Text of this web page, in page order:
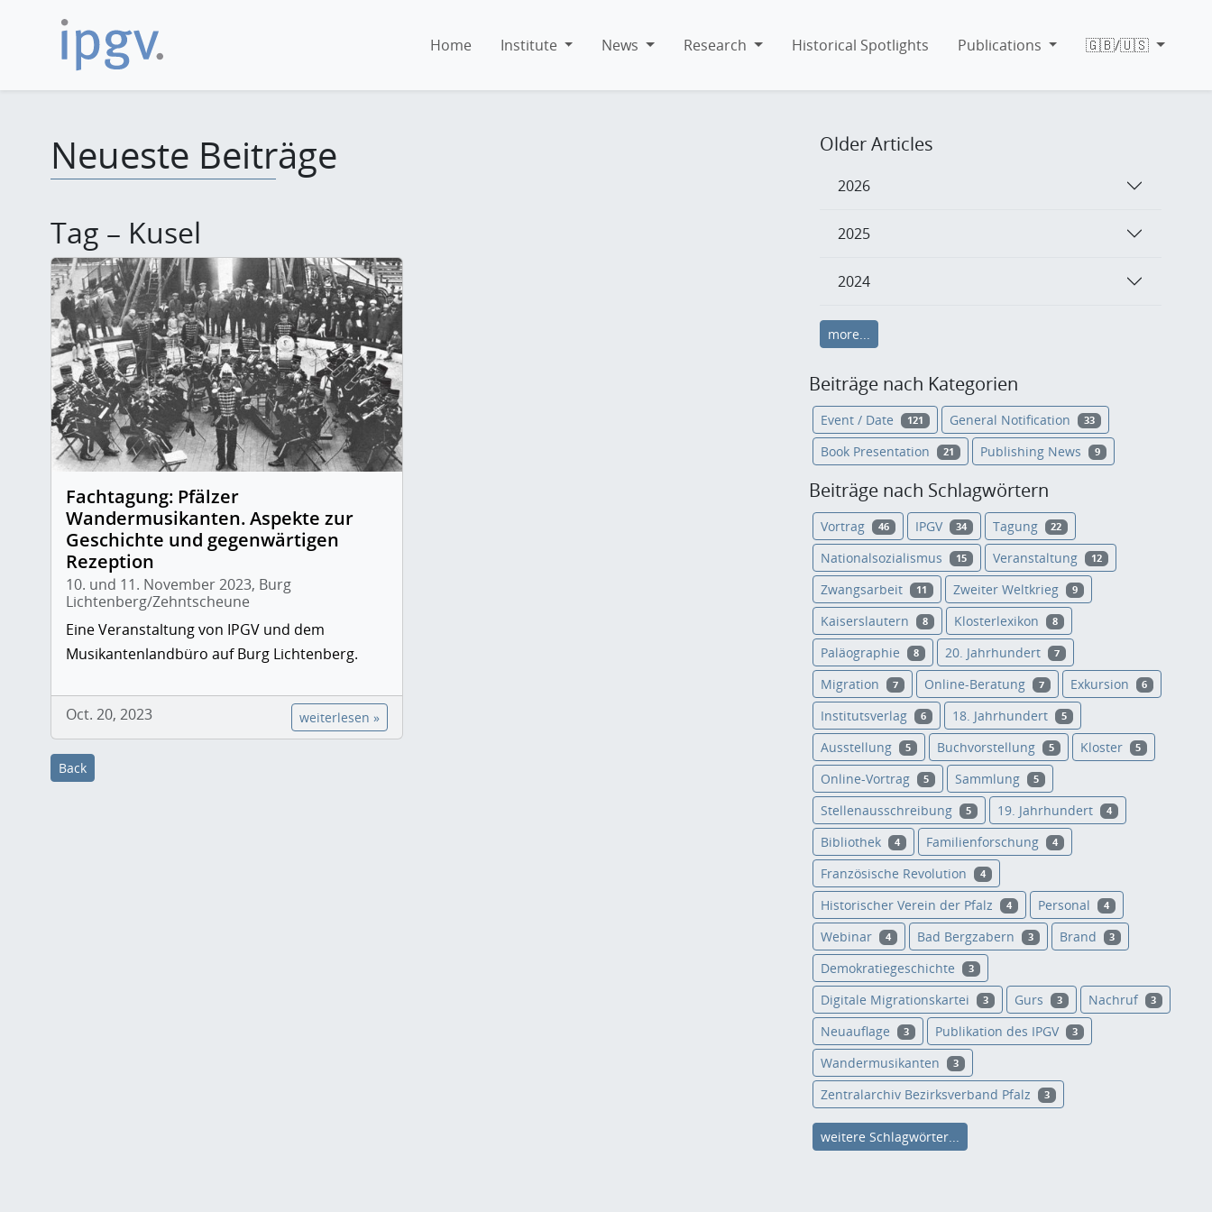
Home Institute News Research Historical Spotlights Publications 🇬🇧/🇺🇸
Neueste Beiträge
Tag – Kusel
Fachtagung: Pfälzer
Wandermusikanten. Aspekte zur
Geschichte und gegenwärtigen
Rezeption
10. und 11. November 2023, Burg
Lichtenberg/Zehntscheune
Eine Veranstaltung von IPGV und dem
Musikantenlandbüro auf Burg Lichtenberg.
Oct. 20, 2023 weiterlesen »
Back
Older Articles
2026
2025
2024
more...
Beiträge nach Kategorien
Event / Date 121 General Notification 33
Book Presentation 21 Publishing News 9
Beiträge nach Schlagwörtern
Vortrag 46 IPGV 34 Tagung 22
Nationalsozialismus 15 Veranstaltung 12
Zwangsarbeit 11 Zweiter Weltkrieg 9
Kaiserslautern 8 Klosterlexikon 8
Paläographie 8 20. Jahrhundert 7
Migration 7 Online-Beratung 7 Exkursion 6
Institutsverlag 6 18. Jahrhundert 5
Ausstellung 5 Buchvorstellung 5 Kloster 5
Online-Vortrag 5 Sammlung 5
Stellenausschreibung 5 19. Jahrhundert 4
Bibliothek 4 Familienforschung 4
Französische Revolution 4
Historischer Verein der Pfalz 4 Personal 4
Webinar 4 Bad Bergzabern 3 Brand 3
Demokratiegeschichte 3
Digitale Migrationskartei 3 Gurs 3 Nachruf 3
Neuauflage 3 Publikation des IPGV 3
Wandermusikanten 3
Zentralarchiv Bezirksverband Pfalz 3
weitere Schlagwörter...